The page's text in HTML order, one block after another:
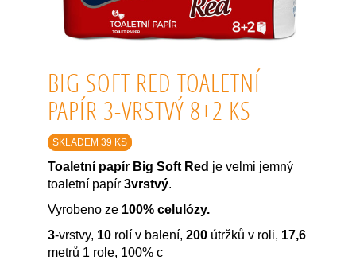
BIG SOFT RED TOALETNÍ
PAPÍR 3-VRSTVÝ 8+2 KS
SKLADEM 39 KS
Toaletní papír Big Soft Red je velmi jemný
toaletní papír 3vrstvý.
Vyrobeno ze 100% celulózy.
3-vrstvy, 10 rolí v balení, 200 útržků v roli, 17,6
metrů 1 role, 100% c